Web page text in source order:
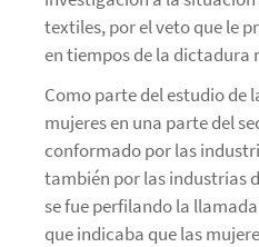
textiles, por el veto que le
en tiempos de la dictadura
Como parte del estudio de
mujeres en una parte del
conformado por las
también por las industrias
se fue perfilando la
que indicaba que las